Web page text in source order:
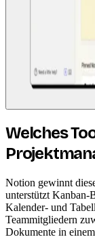
Welches
Notion gewinnt
unterstützt Kanban-
Kalender- und
Teammitgliedern
Dokumente in